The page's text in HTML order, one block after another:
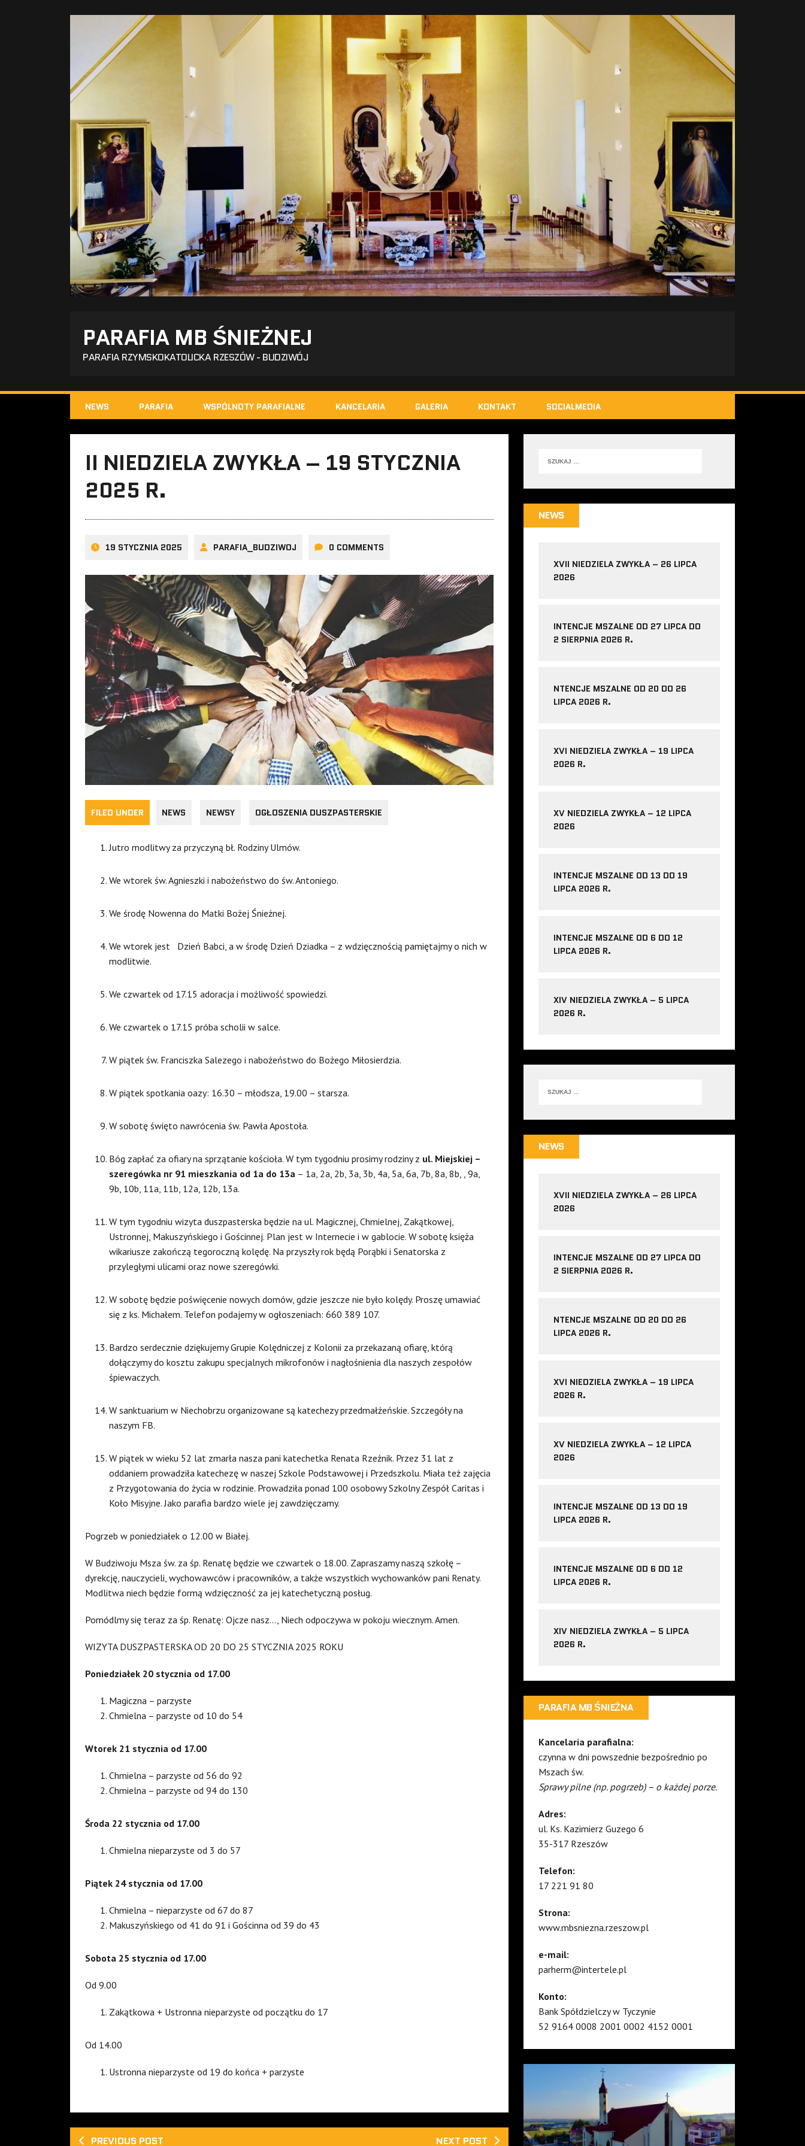
PARAFIA MB ŚNIEŻNEJ
PARAFIA RZYMSKOKATOLICKA RZESZÓW - BUDZIWÓJ
NEWS PARAFIA WSPÓLNOTY PARAFIALNE KANCELARIA GALERIA KONTAKT SOCIALMEDIA
II NIEDZIELA ZWYKŁA – 19 STYCZNIA
2025 R.
19 STYCZNIA 2025 PARAFIA_BUDZIWOJ 0 COMMENTS
FILED UNDER NEWS NEWSY OGŁOSZENIA DUSZPASTERSKIE
Jutro modlitwy za przyczyną bł. Rodziny Ulmów.
We wtorek św. Agnieszki i nabożeństwo do św. Antoniego.
We środę Nowenna do Matki Bożej Śnieżnej.
We wtorek jest Dzień Babci, a w środę Dzień Dziadka – z wdzięcznością pamiętajmy o nich w
modlitwie.
We czwartek od 17.15 adoracja i możliwość spowiedzi.
We czwartek o 17.15 próba scholii w salce.
W piątek św. Franciszka Salezego i nabożeństwo do Bożego Miłosierdzia.
W piątek spotkania oazy: 16.30 – młodsza, 19.00 – starsza.
W sobotę święto nawrócenia św. Pawła Apostoła.
Bóg zapłać za ofiary na sprzątanie kościoła. W tym tygodniu prosimy rodziny z ul. Miejskiej –
szeregówka nr 91 mieszkania od 1a do 13a – 1a, 2a, 2b, 3a, 3b, 4a, 5a, 6a, 7b, 8a, 8b, , 9a,
9b, 10b, 11a, 11b, 12a, 12b, 13a.
W tym tygodniu wizyta duszpasterska będzie na ul. Magicznej, Chmielnej, Zakątkowej,
Ustronnej, Makuszyńskiego i Gościnnej. Plan jest w Internecie i w gablocie. W sobotę księża
wikariusze zakończą tegoroczną kolędę. Na przyszły rok będą Porąbki i Senatorska z
przyległymi ulicami oraz nowe szeregówki.
W sobotę będzie poświęcenie nowych domów, gdzie jeszcze nie było kolędy. Proszę umawiać
się z ks. Michałem. Telefon podajemy w ogłoszeniach: 660 389 107.
Bardzo serdecznie dziękujemy Grupie Kolędniczej z Kolonii za przekazaną ofiarę, którą
dołączymy do kosztu zakupu specjalnych mikrofonów i nagłośnienia dla naszych zespołów
śpiewaczych.
W sanktuarium w Niechobrzu organizowane są katechezy przedmałżeńskie. Szczegóły na
naszym FB.
W piątek w wieku 52 lat zmarła nasza pani katechetka Renata Rzeźnik. Przez 31 lat z
oddaniem prowadziła katechezę w naszej Szkole Podstawowej i Przedszkolu. Miała też zajęcia
z Przygotowania do życia w rodzinie. Prowadziła ponad 100 osobowy Szkolny Zespół Caritas i
Koło Misyjne. Jako parafia bardzo wiele jej zawdzięczamy.
Pogrzeb w poniedziałek o 12.00 w Białej.
W Budziwoju Msza św. za śp. Renatę będzie we czwartek o 18.00. Zapraszamy naszą szkołę –
dyrekcję, nauczycieli, wychowawców i pracowników, a także wszystkich wychowanków pani Renaty.
Modlitwa niech będzie formą wdzięczność za jej katechetyczną posług.
Pomódlmy się teraz za śp. Renatę: Ojcze nasz…, Niech odpoczywa w pokoju wiecznym. Amen.
WIZYTA DUSZPASTERSKA OD 20 DO 25 STYCZNIA 2025 ROKU
Poniedziałek 20 stycznia od 17.00
Magiczna – parzyste
Chmielna – parzyste od 10 do 54
Wtorek 21 stycznia od 17.00
Chmielna – parzyste od 56 do 92
Chmielna – parzyste od 94 do 130
Środa 22 stycznia od 17.00
Chmielna nieparzyste od 3 do 57
Piątek 24 stycznia od 17.00
Chmielna – nieparzyste od 67 do 87
Makuszyńskiego od 41 do 91 i Gościnna od 39 do 43
Sobota 25 stycznia od 17.00
Od 9.00
Zakątkowa + Ustronna nieparzyste od początku do 17
Od 14.00
Ustronna nieparzyste od 19 do końca + parzyste
PREVIOUS POST NEXT POST
NEWS
XVII NIEDZIELA ZWYKŁA – 26 LIPCA
2026
INTENCJE MSZALNE OD 27 LIPCA DO
2 SIERPNIA 2026 R.
NTENCJE MSZALNE OD 20 DO 26
LIPCA 2026 R.
XVI NIEDZIELA ZWYKŁA – 19 LIPCA
2026 R.
XV NIEDZIELA ZWYKŁA – 12 LIPCA
2026
INTENCJE MSZALNE OD 13 DO 19
LIPCA 2026 R.
INTENCJE MSZALNE OD 6 DO 12
LIPCA 2026 R.
XIV NIEDZIELA ZWYKŁA – 5 LIPCA
2026 R.
NEWS
XVII NIEDZIELA ZWYKŁA – 26 LIPCA
2026
INTENCJE MSZALNE OD 27 LIPCA DO
2 SIERPNIA 2026 R.
NTENCJE MSZALNE OD 20 DO 26
LIPCA 2026 R.
XVI NIEDZIELA ZWYKŁA – 19 LIPCA
2026 R.
XV NIEDZIELA ZWYKŁA – 12 LIPCA
2026
INTENCJE MSZALNE OD 13 DO 19
LIPCA 2026 R.
INTENCJE MSZALNE OD 6 DO 12
LIPCA 2026 R.
XIV NIEDZIELA ZWYKŁA – 5 LIPCA
2026 R.
PARAFIA MB ŚNIEŻNA
Kancelaria parafialna:
czynna w dni powszednie bezpośrednio po
Mszach św.
Sprawy pilne (np. pogrzeb) – o każdej porze.
Adres:
ul. Ks. Kazimierz Guzego 6
35-317 Rzeszów
Telefon:
17 221 91 80
Strona:
www.mbsniezna.rzeszow.pl
e-mail:
parherm@intertele.pl
Konto:
Bank Spółdzielczy w Tyczynie
52 9164 0008 2001 0002 4152 0001